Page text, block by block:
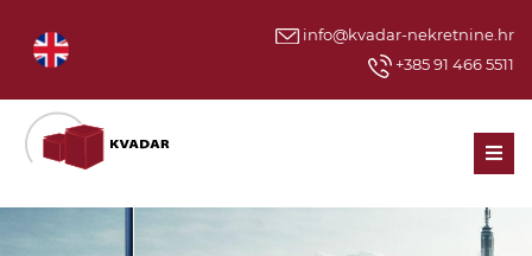
info@kvadar-nekretnine.hr
+385 91 466 5511